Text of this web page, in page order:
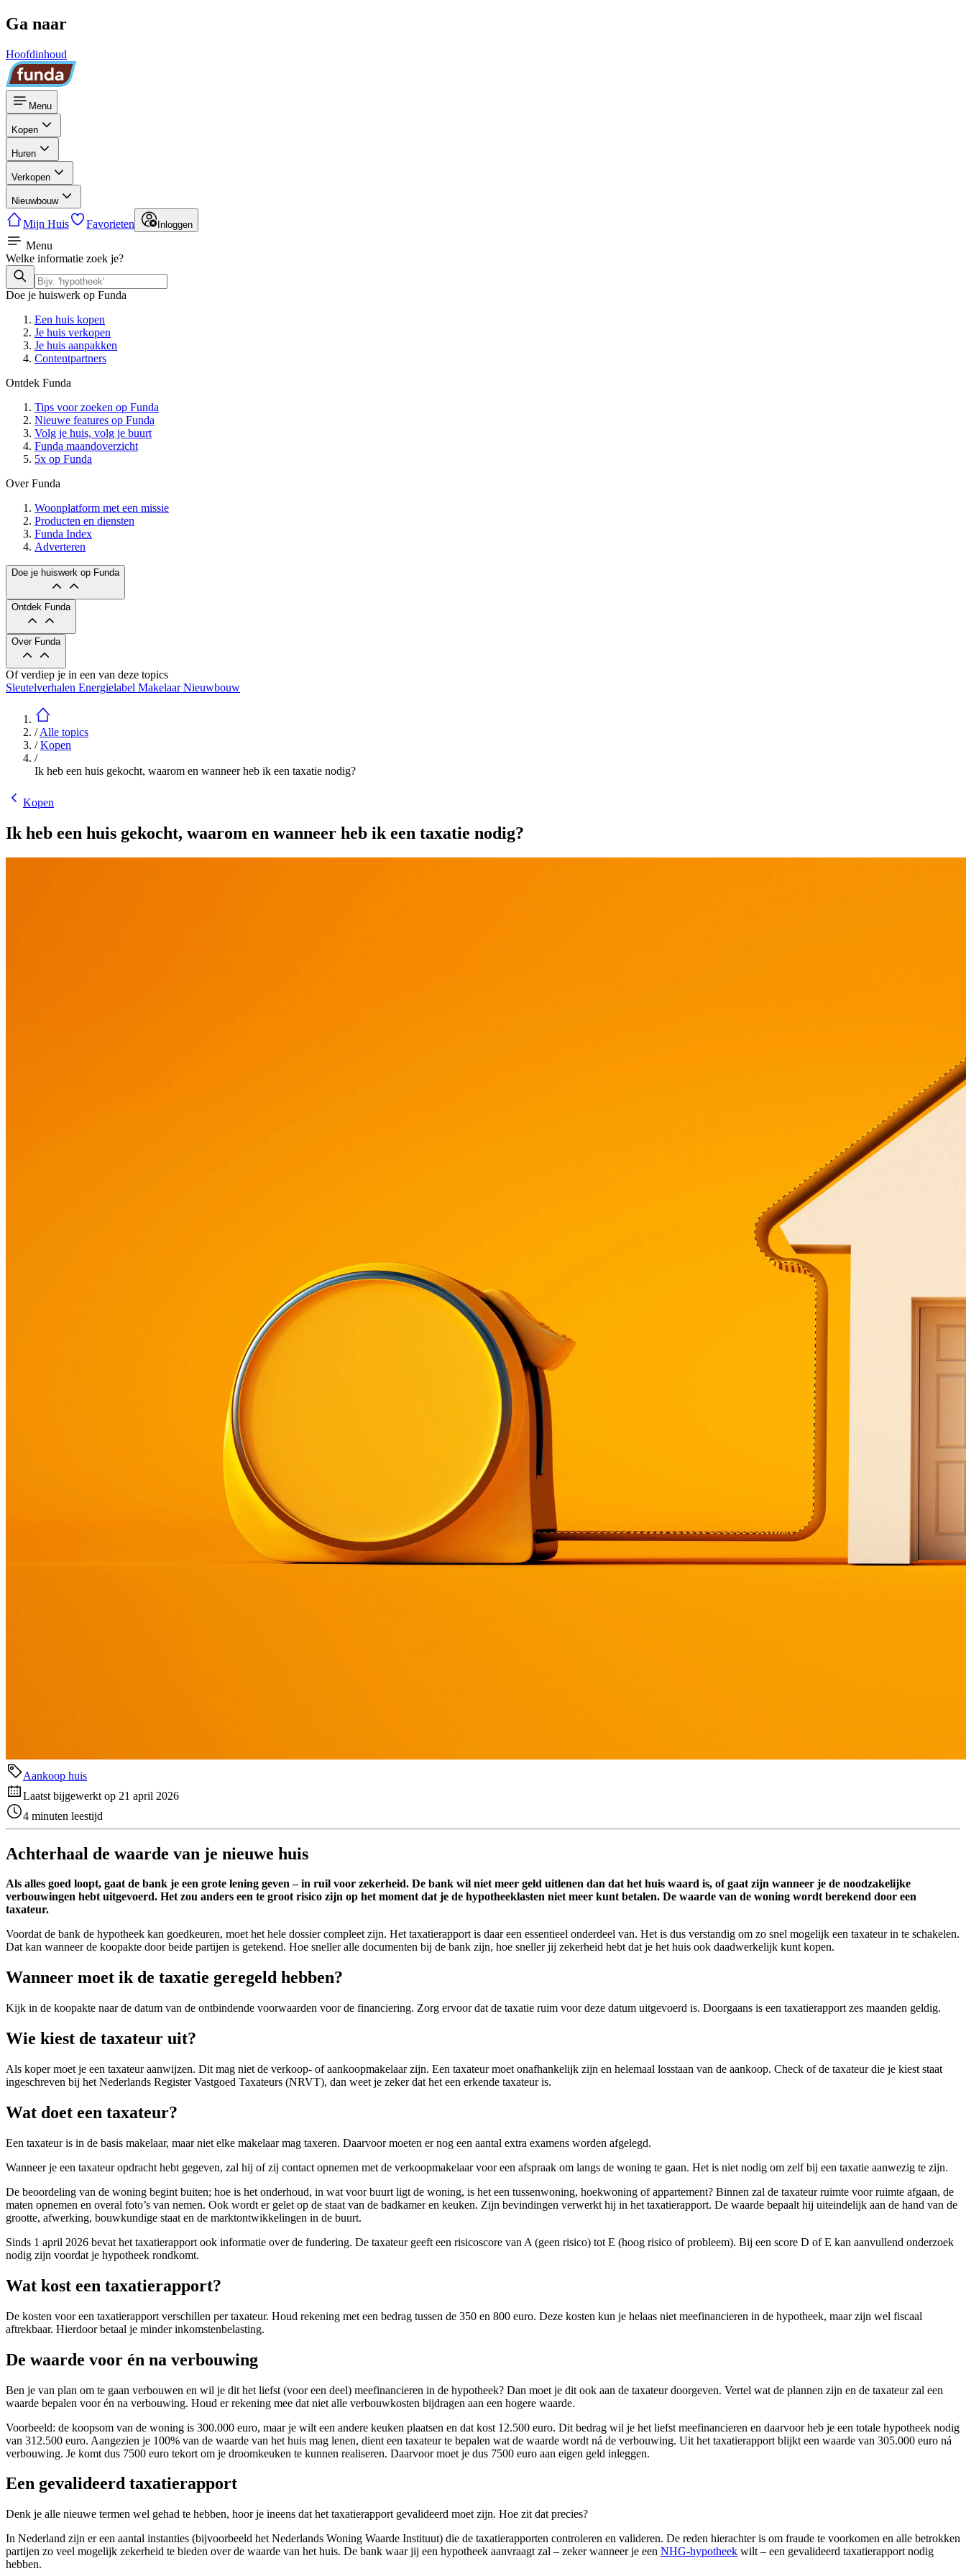
Ga naar
Hoofdinhoud
Menu
Kopen
Huren
Verkopen
Nieuwbouw
Mijn Huis Favorieten Inloggen
Menu
Welke informatie zoek je?
Doe je huiswerk op Funda
Een huis kopen
Je huis verkopen
Je huis aanpakken
Contentpartners
Ontdek Funda
Tips voor zoeken op Funda
Nieuwe features op Funda
Volg je huis, volg je buurt
Funda maandoverzicht
5x op Funda
Over Funda
Woonplatform met een missie
Producten en diensten
Funda Index
Adverteren
Doe je huiswerk op Funda
Ontdek Funda
Over Funda
Of verdiep je in een van deze topics
Sleutelverhalen Energielabel MakelaarNieuwbouw
/Alle topics
/Kopen
/
Ik heb een huis gekocht, waarom en wanneer heb ik een taxatie nodig?
Kopen
Ik heb een huis gekocht, waarom en wanneer heb ik een taxatie nodig?
Aankoop huis
Laatst bijgewerkt op 21 april 2026
4 minuten leestijd
Achterhaal de waarde van je nieuwe huis
Als alles goed loopt, gaat de bank je een grote lening geven – in ruil voor zekerheid. De bank wil niet meer geld uitlenen dan dat het huis waard is, of gaat zijn wanneer je de noodzakelijke
verbouwingen hebt uitgevoerd. Het zou anders een te groot risico zijn op het moment dat je de hypotheeklasten niet meer kunt betalen. De waarde van de woning wordt berekend door een
taxateur.
Voordat de bank de hypotheek kan goedkeuren, moet het hele dossier compleet zijn. Het taxatierapport is daar een essentieel onderdeel van. Het is dus verstandig om zo snel mogelijk een taxateur in te schakelen.
Dat kan wanneer de koopakte door beide partijen is getekend. Hoe sneller alle documenten bij de bank zijn, hoe sneller jij zekerheid hebt dat je het huis ook daadwerkelijk kunt kopen.
Wanneer moet ik de taxatie geregeld hebben?
Kijk in de koopakte naar de datum van de ontbindende voorwaarden voor de financiering. Zorg ervoor dat de taxatie ruim voor deze datum uitgevoerd is. Doorgaans is een taxatierapport zes maanden geldig.
Wie kiest de taxateur uit?
Als koper moet je een taxateur aanwijzen. Dit mag niet de verkoop- of aankoopmakelaar zijn. Een taxateur moet onafhankelijk zijn en helemaal losstaan van de aankoop. Check of de taxateur die je kiest staat
ingeschreven bij het Nederlands Register Vastgoed Taxateurs (NRVT), dan weet je zeker dat het een erkende taxateur is.
Wat doet een taxateur?
Een taxateur is in de basis makelaar, maar niet elke makelaar mag taxeren. Daarvoor moeten er nog een aantal extra examens worden afgelegd.
Wanneer je een taxateur opdracht hebt gegeven, zal hij of zij contact opnemen met de verkoopmakelaar voor een afspraak om langs de woning te gaan. Het is niet nodig om zelf bij een taxatie aanwezig te zijn.
De beoordeling van de woning begint buiten; hoe is het onderhoud, in wat voor buurt ligt de woning, is het een tussenwoning, hoekwoning of appartement? Binnen zal de taxateur ruimte voor ruimte afgaan, de
maten opnemen en overal foto’s van nemen. Ook wordt er gelet op de staat van de badkamer en keuken. Zijn bevindingen verwerkt hij in het taxatierapport. De waarde bepaalt hij uiteindelijk aan de hand van de
grootte, afwerking, bouwkundige staat en de marktontwikkelingen in de buurt.
Sinds 1 april 2026 bevat het taxatierapport ook informatie over de fundering. De taxateur geeft een risicoscore van A (geen risico) tot E (hoog risico of probleem). Bij een score D of E kan aanvullend onderzoek
nodig zijn voordat je hypotheek rondkomt.
Wat kost een taxatierapport?
De kosten voor een taxatierapport verschillen per taxateur. Houd rekening met een bedrag tussen de 350 en 800 euro. Deze kosten kun je helaas niet meefinancieren in de hypotheek, maar zijn wel fiscaal
aftrekbaar. Hierdoor betaal je minder inkomstenbelasting.
De waarde voor én na verbouwing
Ben je van plan om te gaan verbouwen en wil je dit het liefst (voor een deel) meefinancieren in de hypotheek? Dan moet je dit ook aan de taxateur doorgeven. Vertel wat de plannen zijn en de taxateur zal een
waarde bepalen voor én na verbouwing. Houd er rekening mee dat niet alle verbouwkosten bijdragen aan een hogere waarde.
Voorbeeld: de koopsom van de woning is 300.000 euro, maar je wilt een andere keuken plaatsen en dat kost 12.500 euro. Dit bedrag wil je het liefst meefinancieren en daarvoor heb je een totale hypotheek nodig
van 312.500 euro. Aangezien je 100% van de waarde van het huis mag lenen, dient een taxateur te bepalen wat de waarde wordt ná de verbouwing. Uit het taxatierapport blijkt een waarde van 305.000 euro ná
verbouwing. Je komt dus 7500 euro tekort om je droomkeuken te kunnen realiseren. Daarvoor moet je dus 7500 euro aan eigen geld inleggen.
Een gevalideerd taxatierapport
Denk je alle nieuwe termen wel gehad te hebben, hoor je ineens dat het taxatierapport gevalideerd moet zijn. Hoe zit dat precies?
In Nederland zijn er een aantal instanties (bijvoorbeeld het Nederlands Woning Waarde Instituut) die de taxatierapporten controleren en valideren. De reden hierachter is om fraude te voorkomen en alle betrokken
partijen zo veel mogelijk zekerheid te bieden over de waarde van het huis. De bank waar jij een hypotheek aanvraagt zal – zeker wanneer je een NHG-hypotheek wilt – een gevalideerd taxatierapport nodig
hebben.